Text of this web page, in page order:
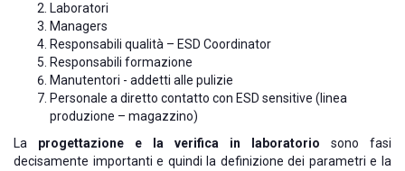
Laboratori
Managers
Responsabili qualità – ESD Coordinator
Responsabili formazione
Manutentori - addetti alle pulizie
Personale a diretto contatto con ESD sensitive (linea
produzione – magazzino)
La progettazione e la verifica in laboratorio sono fasi
decisamente importanti e quindi la definizione dei parametri e la